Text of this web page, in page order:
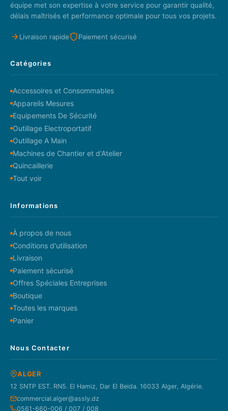
équipe met son expertise à votre service pour garantir qualité,
délais maîtrisés et performance optimale pour tous vos projets.
Livraison rapide Paiement sécurisé
Catégories
Accessoires et Consommables
Appareils Mesures
Equipements De Sécurité
Outillage Electroportatif
Outillage A Main
Machines de Chantier et d'Atelier
Quincaillerie
Tout voir
Informations
À propos de nous
Conditions d'utilisation
Livraison
Paiement sécurisé
Offres Spéciales Entreprises
Boutique
Toutes les marques
Panier
Nous Contacter
ALGER
12 SNTP EST. RN5. El Hamiz, Dar El Beida. 16033 Alger, Algérie.
commercial.alger@assly.dz
0561-660-006 / 007 / 008